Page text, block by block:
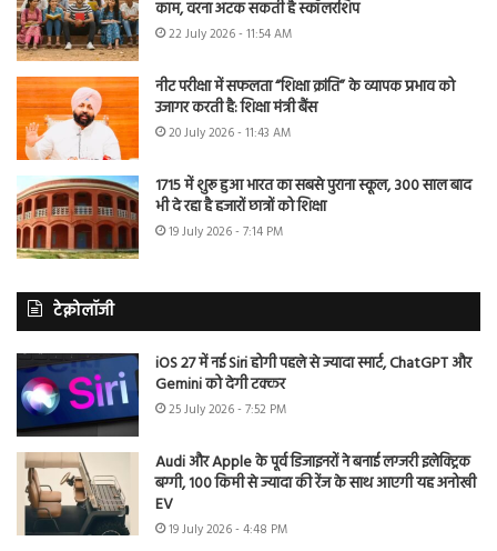
काम, वरना अटक सकती है स्कॉलरशिप
22 July 2026 - 11:54 AM
नीट परीक्षा में सफलता “शिक्षा क्रांति” के व्यापक प्रभाव को
उजागर करती है: शिक्षा मंत्री बैंस
20 July 2026 - 11:43 AM
1715 में शुरू हुआ भारत का सबसे पुराना स्कूल, 300 साल बाद
भी दे रहा है हजारों छात्रों को शिक्षा
19 July 2026 - 7:14 PM
टेक्नोलॉजी
iOS 27 में नई Siri होगी पहले से ज्यादा स्मार्ट, ChatGPT और
Gemini को देगी टक्कर
25 July 2026 - 7:52 PM
Audi और Apple के पूर्व डिजाइनरों ने बनाई लग्जरी इलेक्ट्रिक
बग्गी, 100 किमी से ज्यादा की रेंज के साथ आएगी यह अनोखी
EV
19 July 2026 - 4:48 PM